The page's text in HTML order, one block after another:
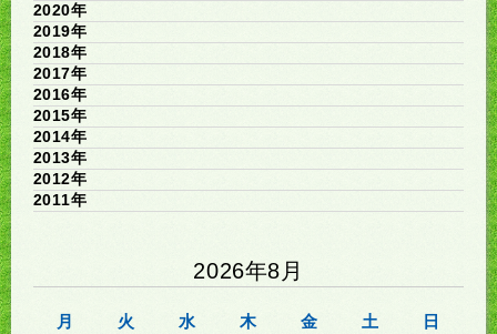
2020年
2019年
2018年
2017年
2016年
2015年
2014年
2013年
2012年
2011年
2026年8月
月 火 水 木 金 土
日